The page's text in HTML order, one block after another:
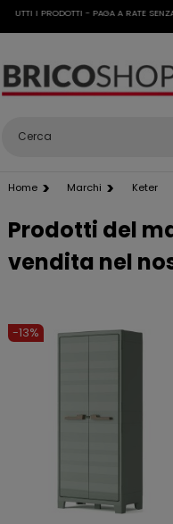
I PRODOTTI - PAGA A RATE SENZA
Home Marchi Keter
Prodotti del
vendita nel
-13%